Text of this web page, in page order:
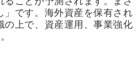
」です。海外資産を保有され
の上で、資産運用、事業強化